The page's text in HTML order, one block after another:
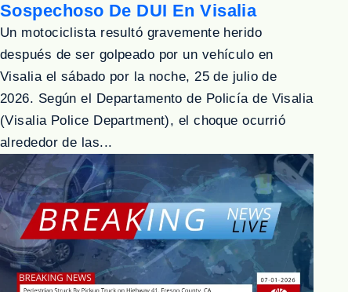
Sospechoso De DUI En Visalia
Un motociclista resultó gravemente herido
después de ser golpeado por un vehículo en
Visalia el sábado por la noche, 25 de julio de
2026. Según el Departamento de Policía de Visalia
(Visalia Police Department), el choque ocurrió
alrededor de las...